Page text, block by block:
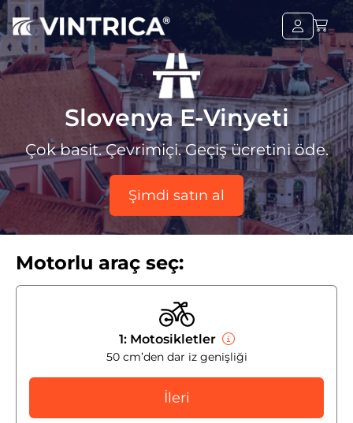
Slovenya E-Vinyeti
Çok basit. Çevrimiçi. Geçiş ücretini öde.
Şimdi satın al
Motorlu araç seç:
1: Motosikletler
50 cm’den dar iz genişliği
İleri